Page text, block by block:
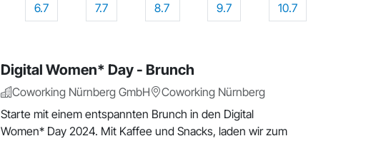
6.7
7.7
8.7
9.7
10.7
Digital Women* Day - Brunch
Coworking Nürnberg GmbH
Coworking Nürnberg
Starte mit einem entspannten Brunch in den Digital
Women* Day 2024. Mit Kaffee und Snacks, laden wir zum